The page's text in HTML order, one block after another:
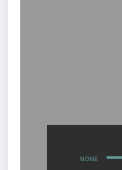
NONE